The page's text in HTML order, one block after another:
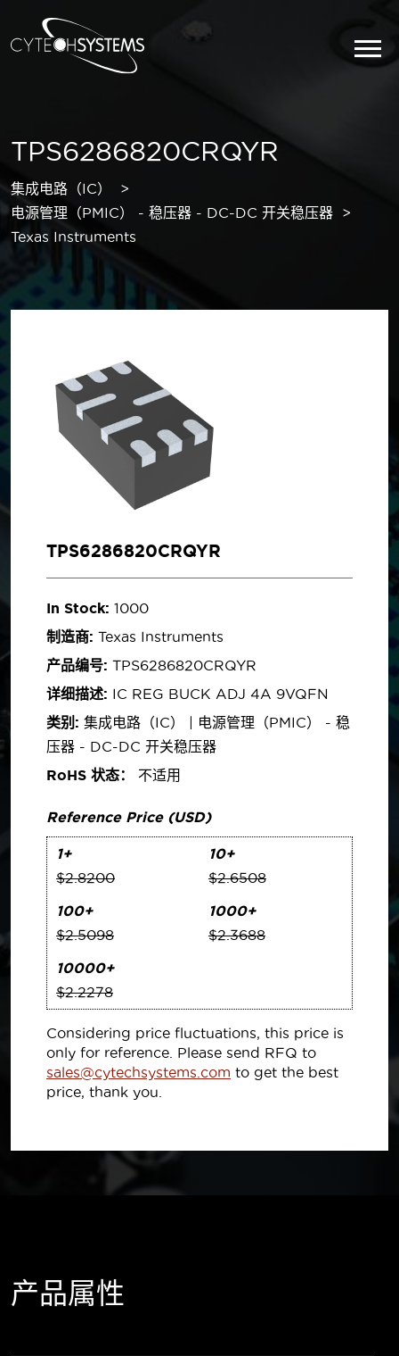
TPS6286820CRQYR
集成电路（IC）
电源管理（PMIC） - 稳压器 - DC-DC 开关稳压器
Texas Instruments
TPS6286820CRQYR
In Stock: 1000
制造商: Texas Instruments
产品编号: TPS6286820CRQYR
详细描述: IC REG BUCK ADJ 4A 9VQFN
类别: 集成电路（IC） | 电源管理（PMIC） - 稳
压器 - DC-DC 开关稳压器
RoHS 状态：
不适用
Reference Price (USD)
1+
$2.8200
10+
$2.6508
100+
$2.5098
1000+
$2.3688
10000+
$2.2278
Considering price fluctuations, this price is
only for reference. Please send RFQ to
sales@cytechsystems.com to get the best
price, thank you.
产品属性